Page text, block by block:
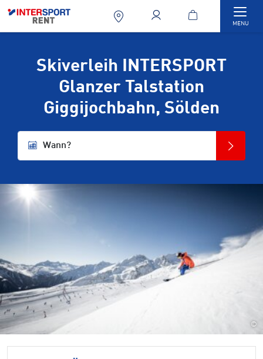
MENU
Skiverleih INTERSPORT
Glanzer Talstation
Giggijochbahn, Sölden
Wann?
©